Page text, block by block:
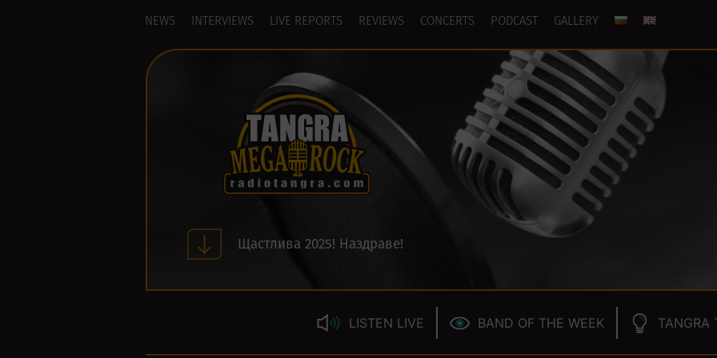
NEWS INTERVIEWS LIVE REPORTS REVIEWS CONCERTS PODCAST GALLERY
Щастлива 2025! Наздраве!
LISTEN LIVE BAND OF THE WEEK TANGRA